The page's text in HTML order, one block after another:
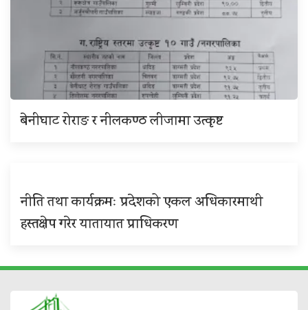
बेनीघाट रोराङ र नीलकण्ठ लीजामा उत्कृष्ट
नीति तथा कार्यक्रमः प्रदेशको एकल अधिकारमाथी
हस्तक्षेप गरेर यातायात प्राधिकरण